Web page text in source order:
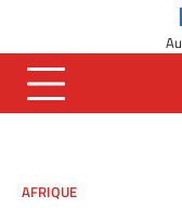
content
AFRIQUE